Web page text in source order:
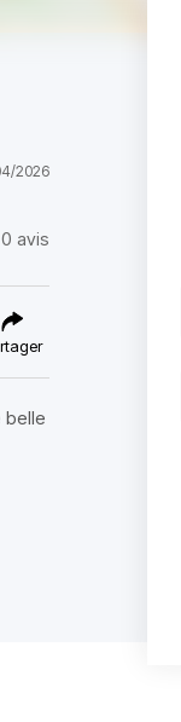
2026
0 avis
belle